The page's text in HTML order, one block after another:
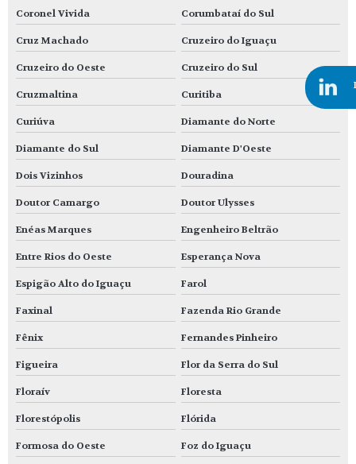
Coronel Vivida Corumbataí do Sul
Cruz Machado Cruzeiro do Iguaçu
Cruzeiro do Oeste Cruzeiro do Sul
Cruzmaltina Curitiba
Curiúva Diamante do Norte
Diamante do Sul Diamante D'Oeste
Dois Vizinhos Douradina
Doutor Camargo Doutor Ulysses
Enéas Marques Engenheiro Beltrão
Entre Rios do Oeste Esperança Nova
Espigão Alto do Iguaçu Farol
Faxinal Fazenda Rio Grande
Fênix Fernandes Pinheiro
Figueira Flor da Serra do Sul
Floraív Floresta
Florestópolis Flórida
Formosa do Oeste Foz do Iguaçu